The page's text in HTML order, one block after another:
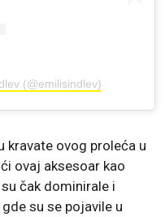
(@emilisindlev)
kravate ovog proleća u
ovaj aksesoar kao
čak dominirale i
su se pojavile u